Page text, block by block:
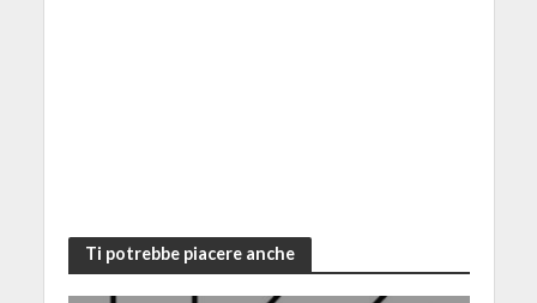
Ti potrebbe piacere anche